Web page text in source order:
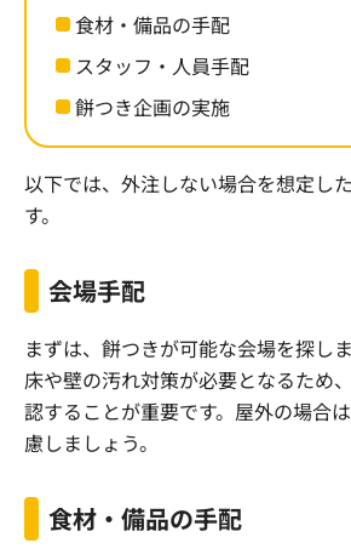
食材・備品の手配
スタッフ・人員手配
餅つき企画の実施
以下では、外注しない場合を想定し
す。
会場手配
まずは、餅つきが可能な会場を探し
床や壁の汚れ対策が必要となるため
認することが重要です。屋外の場合
慮しましょう。
食材・備品の手配